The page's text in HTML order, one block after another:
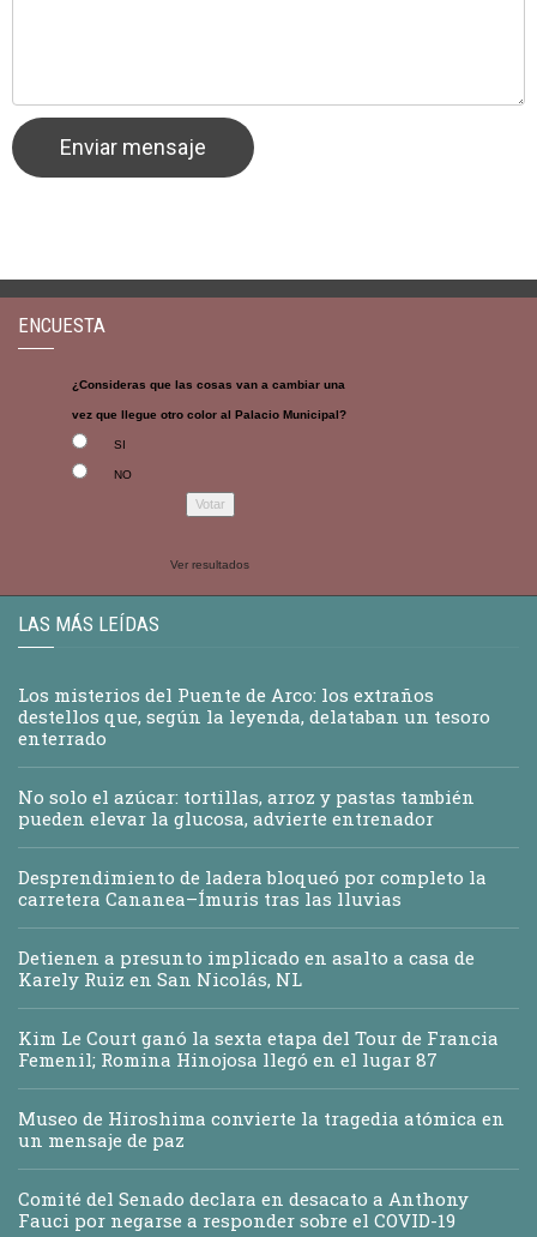
ENCUESTA
¿Consideras que las cosas van a cambiar una
vez que llegue otro color al Palacio Municipal?
SI
NO
Ver resultados
LAS MÁS LEÍDAS
Los misterios del Puente de Arco: los extraños
destellos que, según la leyenda, delataban un tesoro
enterrado
No solo el azúcar: tortillas, arroz y pastas también
pueden elevar la glucosa, advierte entrenador
Desprendimiento de ladera bloqueó por completo la
carretera Cananea–Ímuris tras las lluvias
Detienen a presunto implicado en asalto a casa de
Karely Ruiz en San Nicolás, NL
Kim Le Court ganó la sexta etapa del Tour de Francia
Femenil; Romina Hinojosa llegó en el lugar 87
Museo de Hiroshima convierte la tragedia atómica en
un mensaje de paz
Comité del Senado declara en desacato a Anthony
Fauci por negarse a responder sobre el COVID-19